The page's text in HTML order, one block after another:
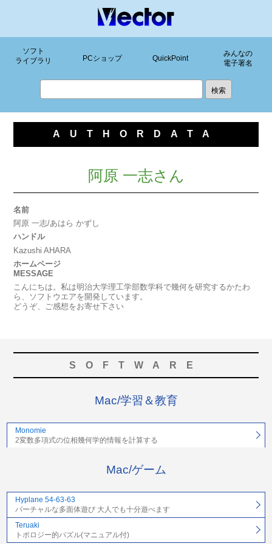
ソフト
ライブラリ
PCショップ QuickPoint
みんなの
電子署名
AUTHORDATA
阿原 一志さん
名前
阿原 一志/あはら かずし
ハンドル
Kazushi AHARA
ホームページ
MESSAGE
こんにちは。私は明治大学理工学部数学科で幾何を研究するかたわ
ら、ソフトウエアを開発しています。
どうぞ、ご感想をお寄せ下さい
SOFTWARE
Mac/学習＆教育
Monomie
2変数多項式の位相幾何学的情報を計算する
Mac/ゲーム
Hyplane 54-63-63
バーチャルな多面体遊び 大人でも十分遊べます
Teruaki
トポロジー的パズル(マニュアル付)